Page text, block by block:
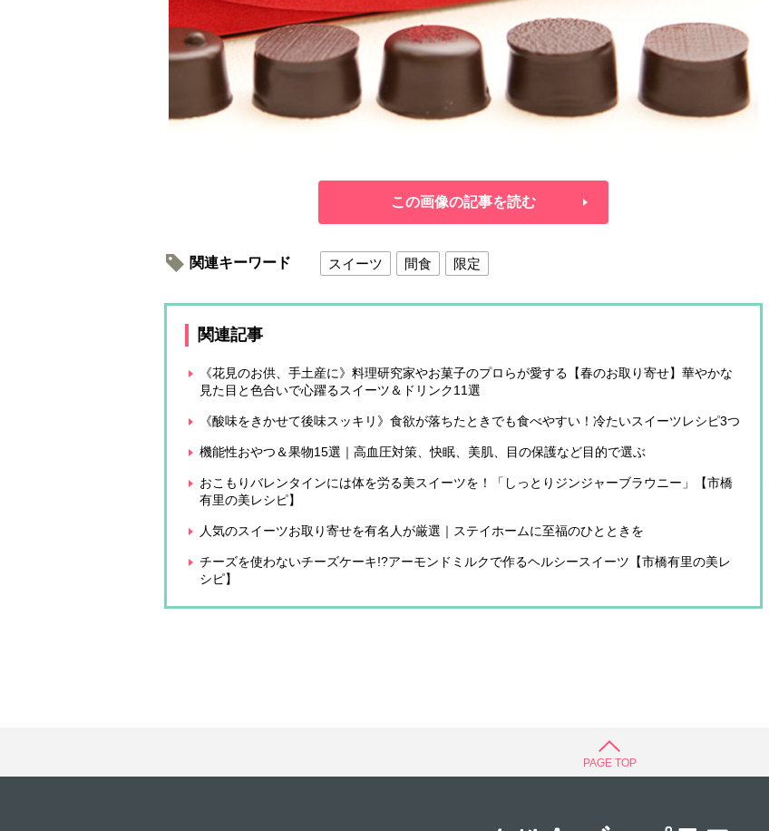
この画像の記事を読む
関連キーワード スイーツ 間食 限定
関連記事
《花見のお供、手土産に》料理研究家やお菓子のプロらが愛する【春のお取り寄せ】華やかな
見た目と色合いで心躍るスイーツ＆ドリンク11選
《酸味をきかせて後味スッキリ》食欲が落ちたときでも食べやすい！冷たいスイーツレシピ3つ
機能性おやつ＆果物15選｜高血圧対策、快眠、美肌、目の保護など目的で選ぶ
おこもりバレンタインには体を労る美スイーツを！「しっとりジンジャーブラウニー」【市橋
有里の美レシピ】
人気のスイーツお取り寄せを有名人が厳選｜ステイホームに至福のひとときを
チーズを使わないチーズケーキ!?アーモンドミルクで作るヘルシースイーツ【市橋有里の美レ
シピ】
PAGE TOP